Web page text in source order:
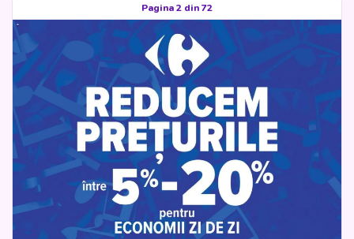
Pagina 2 din 72